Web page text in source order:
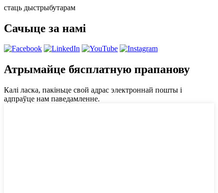
стаць дыстрыбутарам
Сачыце за намі
Атрымайце бясплатную прапанову
Калі ласка, пакіньце свой адрас электроннай пошты і
адпраўце нам паведамленне.